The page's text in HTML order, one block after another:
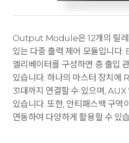
Output Module은 12개의 릴레
있는 다중 출력 제어 모듈입니다
엘리베이터를 구성하면 층 출입
있습니다. 하나의 마스터 장치에
31대까지 연결할 수 있으며, AUX
있습니다. 또한, 안티패스백 구역
연동하여 다양하게 활용할 수 있